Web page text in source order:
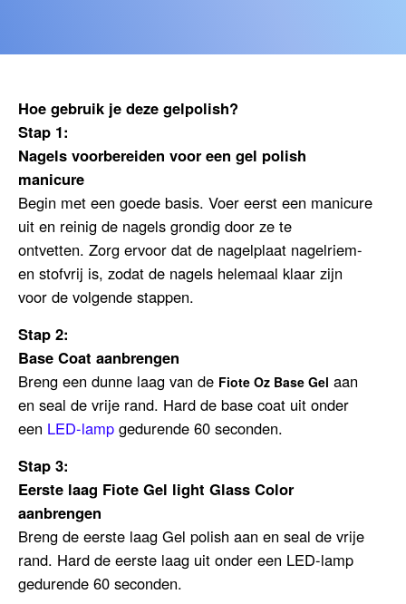
Hoe gebruik je deze gelpolish?
Stap 1:
Nagels voorbereiden voor een gel polish
manicure
Begin met een goede basis. Voer eerst een manicure
uit en reinig de nagels grondig door ze te
ontvetten. Zorg ervoor dat de nagelplaat nagelriem-
en stofvrij is, zodat de nagels helemaal klaar zijn
voor de volgende stappen.
Stap 2:
Base Coat aanbrengen
Breng een dunne laag van de Fiote Oz Base Gel aan
en seal de vrije rand. Hard de base coat uit onder
een LED-lamp gedurende 60 seconden.
Stap 3:
Eerste laag Fiote Gel light Glass Color
aanbrengen
Breng de eerste laag Gel polish aan en seal de vrije
rand. Hard de eerste laag uit onder een LED-lamp
gedurende 60 seconden.